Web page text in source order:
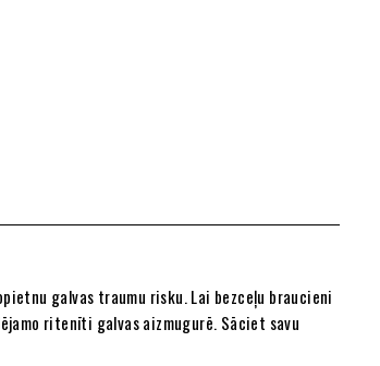
galvas traumu risku. Lai bezceļu braucieni
ritenīti galvas aizmugurē. Sāciet savu